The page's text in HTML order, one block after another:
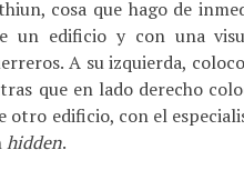
cosa que hago de
un edificio y con una
A su izquierda,
que en lado derecho
edificio, con el
hidden.